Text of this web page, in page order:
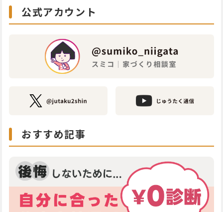
公式アカウント
おすすめ記事